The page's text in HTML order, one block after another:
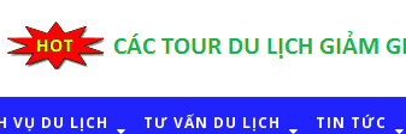
VỤ DU LỊCH TƯ VẤN DU LỊCH TIN TỨC